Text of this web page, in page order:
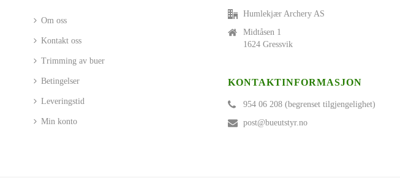
Om oss
Kontakt oss
Trimming av buer
Betingelser
Leveringstid
Min konto
Humlekjær Archery AS
Midtåsen 1
1624 Gressvik
KONTAKTINFORMASJON
954 06 208 (begrenset tilgjengelighet)
post@bueutstyr.no